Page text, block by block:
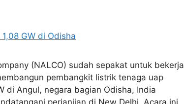
(NALCO) sudah sepakat untuk bekerja
pembangkit listrik tenaga uap
di Angul, negara bagian Odisha, India